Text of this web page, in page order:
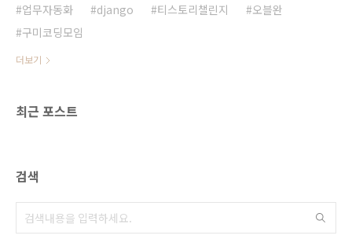
업무자동화
django 티스토리챌린지
오블완
구미코딩모임
더보기
최근 포스트
검색